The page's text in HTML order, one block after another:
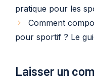
pratique pour les
Comment
pour sportif ? Le
Laisser un